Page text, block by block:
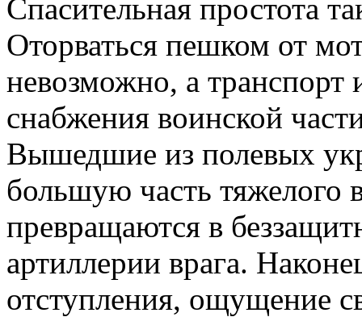
Спасительная простота
Оторваться пешком от
невозможно, а
снабжения воинской
Вышедшие из полевых
большую часть тяжелого
превращаются в
артиллерии врага.
отступления, ощущение